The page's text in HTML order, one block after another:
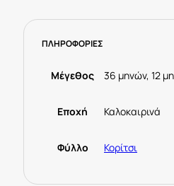
ποσότητα
ΠΛΗΡΟΦΟΡΙΕΣ
Μέγεθος 36 μηνών, 12
Εποχή Καλοκαιρινά
Φύλλο Κορίτσι